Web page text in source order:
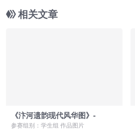
相关文章
《汴河遗韵现代风华图》-
参赛组别：学生组 作品图片